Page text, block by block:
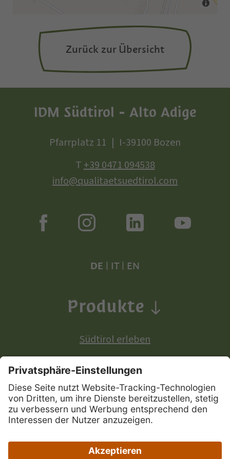
Zurück zur Übersicht
IDM Südtirol - Alto Adige
Pfarrplatz 11
I-39100 Bozen
T+39 0471 094538
info@qualitaetsuedtirol.com
DE IT| EN
Produkte
Südtirol erleben
Produkte mit europäischer Ursprungsbezeichnung: